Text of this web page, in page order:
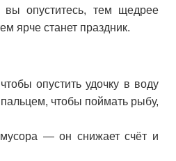
опуститесь, тем щедрее
ярче станет праздник.
опустить удочку в воду
чтобы поймать рыбу,
мусора — он снижает счёт и